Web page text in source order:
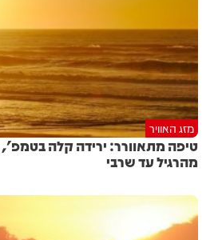
מזג האוויר
טיפה מתאוורר: ירידה קלה בטמפ',
מהרגיל עד שרבי